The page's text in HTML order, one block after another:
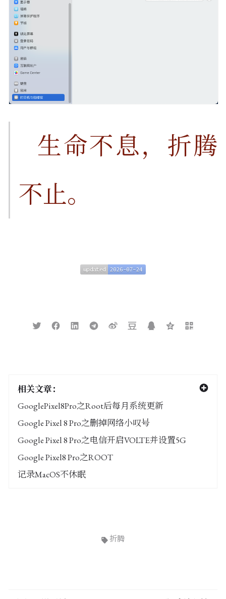
生命不息，折腾
不止。
updated
updated 2026-07-24
2026-07-24
相关文章：
GooglePixel8Pro之Root后每月系统更新
Google Pixel 8 Pro之删掉网络小叹号
Google Pixel 8 Pro之电信开启VOLTE并设置5G
Google Pixel8 Pro之ROOT
记录MacOS不休眠
折腾